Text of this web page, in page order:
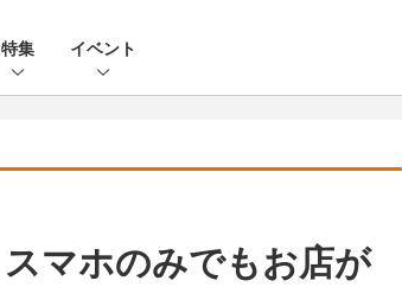
特集 イベント
マホのみでもお店が